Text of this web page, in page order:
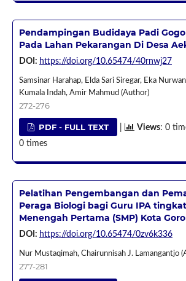
Pendampingan Budidaya Padi
Pada Lahan Pekarangan Di Desa
DOI: https://doi.org/10.65474/40rnwj27
Samsinar Harahap, Elda Sari Siregar, Eka
Kumala Indah, Amir Mahmud (Author)
272-276
PDF - FULL TEXT Views: 0
0 times
Pelatihan Pengembangan dan
Peraga Biologi bagi Guru IPA
Menengah Pertama (SMP) Kota
DOI: https://doi.org/10.65474/0zv6k336
Nur Mustaqimah, Chairunnisah J. Lamangantjo
277-281